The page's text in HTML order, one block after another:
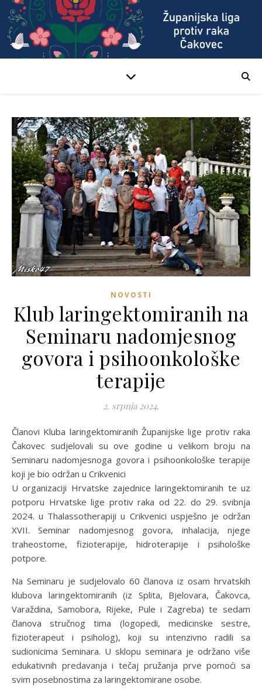
NOVOSTI
Klub laringektomiranih na
Seminaru nadomjesnog
govora i psihoonkološke
terapije
2. srpnja 2024.
Članovi Kluba laringektomiranih Županijske lige protiv raka
Čakovec sudjelovali su ove godine u velikom broju na
Seminaru nadomjesnoga govora i psihoonkološke terapije
koji je bio održan u Crikvenici
U organizaciji Hrvatske zajednice laringektomiranih te uz
potporu Hrvatske lige protiv raka od 22. do 29. svibnja
2024. u Thalassotherapiji u Crikvenici uspješno je održan
XVII. Seminar nadomjesnog govora, inhalacija, njege
traheostome, fizioterapije, hidroterapije i psihološke
potpore.
Na Seminaru je sudjelovalo 60 članova iz osam hrvatskih
klubova laringektomiranih (iz Splita, Bjelovara, Čakovca,
Varaždina, Samobora, Rijeke, Pule i Zagreba) te sedam
članova stručnog tima (logopedi, medicinske sestre,
fizioterapeut i psiholog), koji su intenzivno radili sa
sudionicima Seminara. U sklopu seminara je održano više
edukativnih predavanja i tečaj pružanja prve pomoći sa
svim posebnostima za laringektomirane osobe.